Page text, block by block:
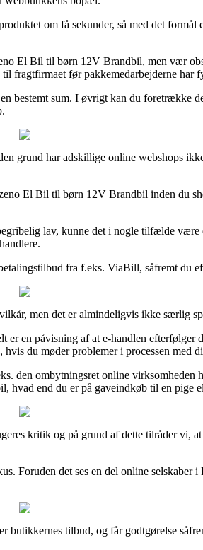
om få sekunder, så med det formål
El Bil til børn 12V Brandbil, men vær
fragtfirmaet før pakkemedarbejderne har
bestemt sum. I øvrigt kan du foretrække
grund har adskillige online webshops
El Bil til børn 12V Brandbil inden du
lav, kunne det i nogle tilfælde
fra f.eks. ViaBill, såfremt du
men det er almindeligvis ikke særlig
en påvisning af at e-handlen
du møder problemer i processen med
den ombytningsret online virksomheden
end du er på gaveindkøb til en pige
kritik og på grund af dette tilråder vi,
Foruden det ses en del online
tilbud, og får godtgørelse